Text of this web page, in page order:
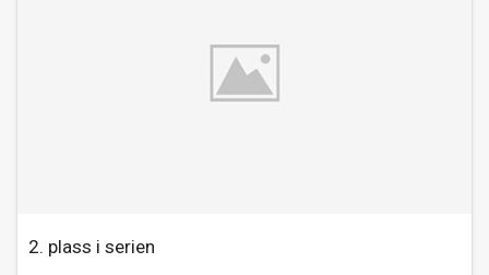
2. plass i serien